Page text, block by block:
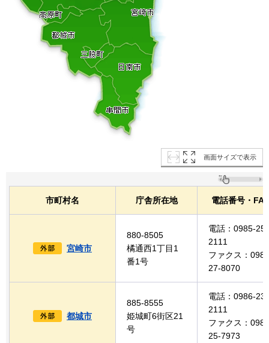
画面サイズで表示
市町村名 庁舎所在地 電話番号・FAX
宮崎市
880-8505
橘通西1丁目1
番1号
電話：0985-25-
2111
ファクス：
27-8070
都城市
885-8555
姫城町6街区21
号
電話：0986-23-
2111
ファクス：
25-7973